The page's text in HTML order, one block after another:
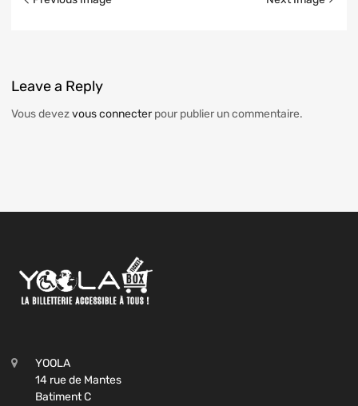
Leavea Reply
Vous devezvous connecterpour publier un commentaire.
YOOLA
14 rue de Mantes
Batiment C